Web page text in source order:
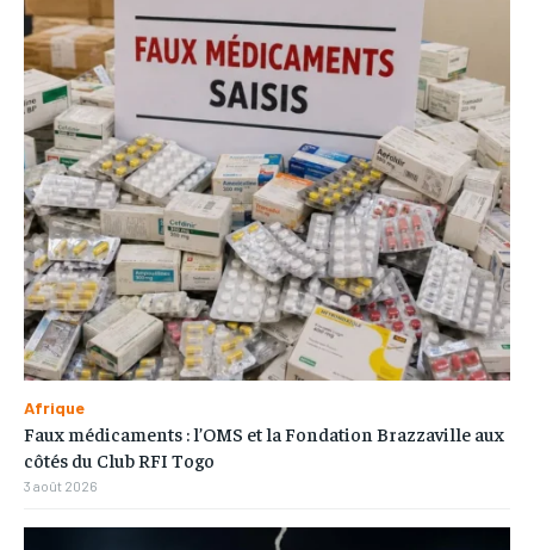
Afrique
Faux médicaments : l’OMS et la Fondation Brazzaville aux
côtés du Club RFI Togo
3 août 2026